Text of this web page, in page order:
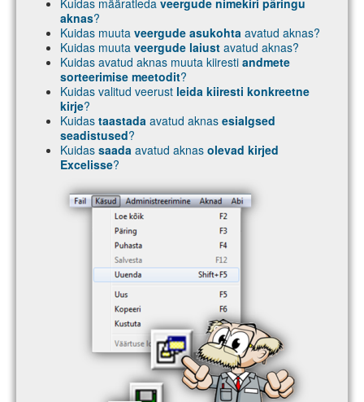
Kuidas määratleda veergude nimekiri päringu
aknas?
Kuidas muuta veergude asukohta avatud aknas?
Kuidas muuta veergude laiust avatud aknas?
Kuidas avatud aknas muuta kiiresti andmete
sorteerimise meetodit?
Kuidas valitud veerust leida kiiresti konkreetne
kirje?
Kuidas taastada avatud aknas esialgsed
seadistused?
Kuidas saada avatud aknas olevad kirjed
Excelisse?